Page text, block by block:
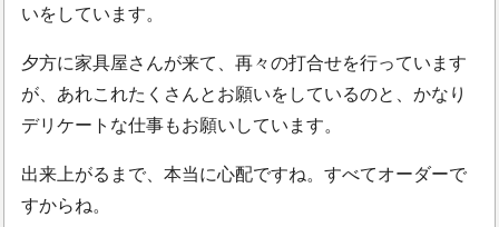
いをしています。
夕方に家具屋さんが来て、再々の打合せを行っています
が、あれこれたくさんとお願いをしているのと、かなり
デリケートな仕事もお願いしています。
出来上がるまで、本当に心配ですね。すべてオーダーで
すからね。